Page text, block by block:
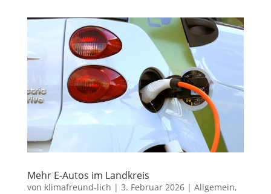
Mehr E-Autos im Landkreis
von klimafreund-lich | 3. Februar 2026| Allgemein,